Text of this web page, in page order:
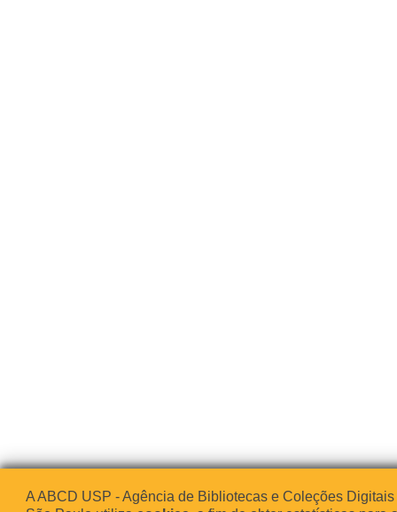
A ABCD USP - Agência de Bibliotecas e Coleções